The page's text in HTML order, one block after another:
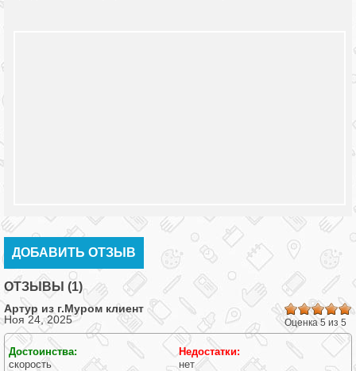
ДОБАВИТЬ ОТЗЫВ
ОТЗЫВЫ (1)
Оценка 5 из 5
Артур из г.Муром клиент
Ноя 24, 2025
Достоинства:
скорость
Недостатки:
нет